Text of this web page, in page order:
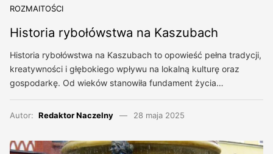
ROZMAITOŚCI
Historia rybołówstwa na Kaszubach
Historia rybołówstwa na Kaszubach to opowieść pełna tradycji,
kreatywności i głębokiego wpływu na lokalną kulturę oraz
gospodarkę. Od wieków stanowiła fundament życia…
Autor: Redaktor Naczelny 28 maja 2025